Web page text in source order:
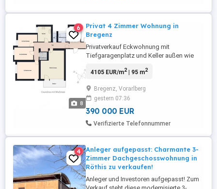
8
6
Privat 4 Zimmer Wohnung in
Bregenz
Privatverkauf Eckwohnung mit
Tiefgaragenplatz und Keller außen wie
in vorkloster weitere Bilder auf Anfrage
4105 EUR/m2| 95 m2
Bregenz, Vorarlberg
gestern 07:36
390 000 EUR
Verifizierte Telefonnummer
4
Anleger aufgepasst: Charmante 3-
Zimmer Dachgeschosswohnung in
Röthis zu verkaufen!
Anleger und Investoren aufgepasst! Zum